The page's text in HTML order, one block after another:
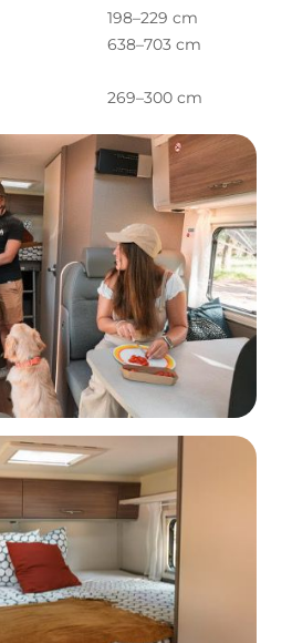
198–229 cm
638–703 cm
269–300 cm